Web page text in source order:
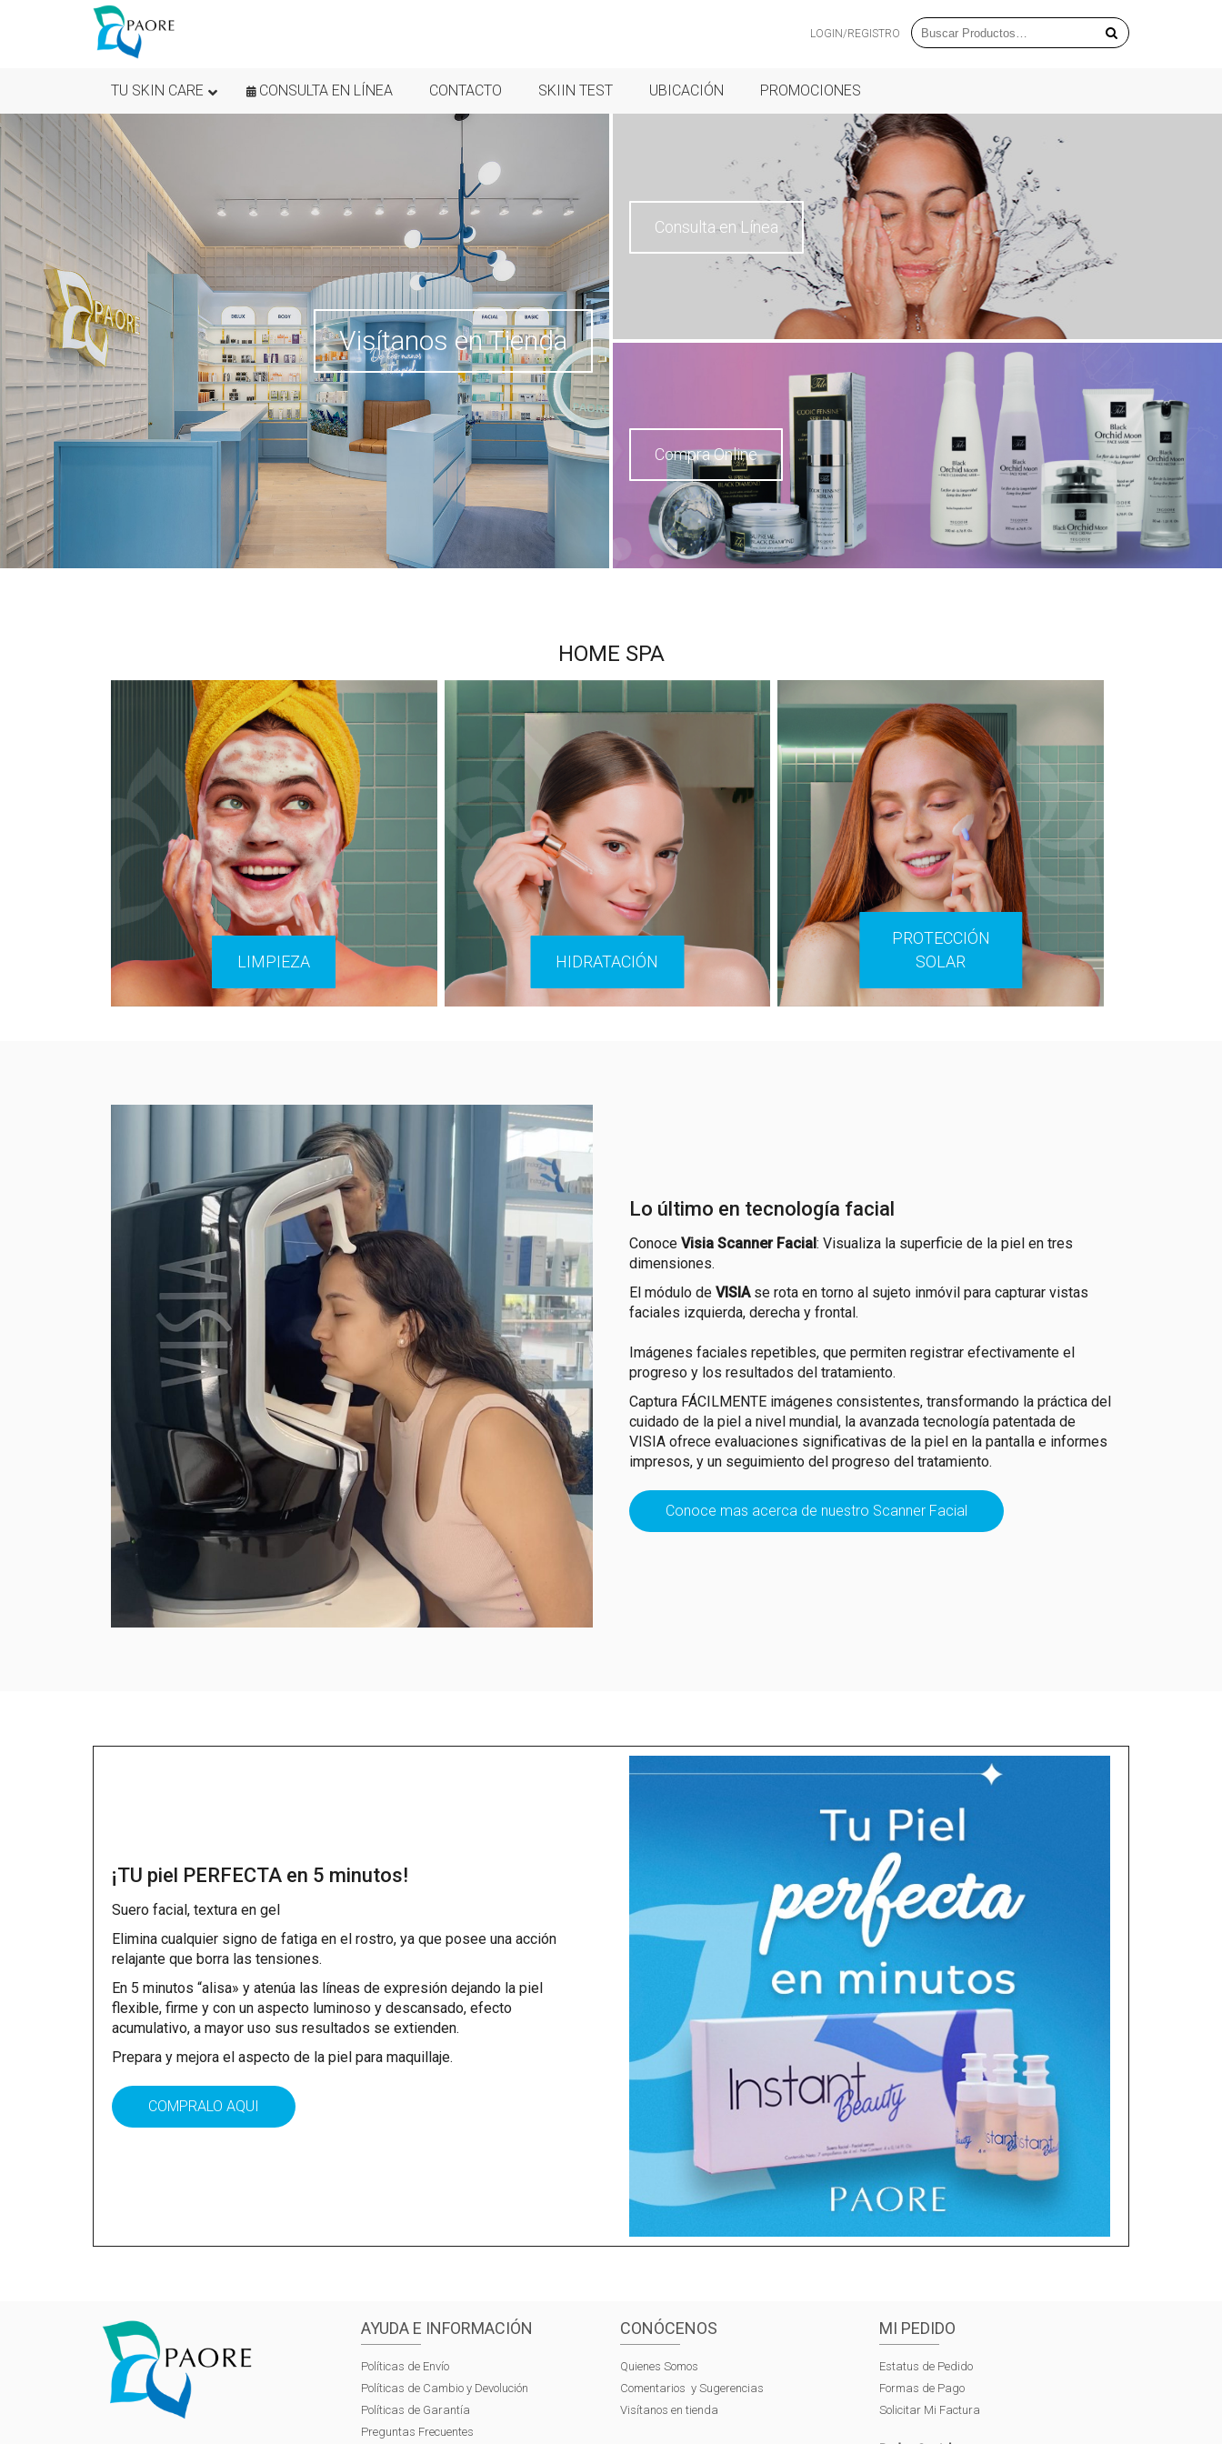
LOGIN/REGISTRO
TU SKIN CARE CONSULTA EN LÍNEA CONTACTO SKIIN TEST UBICACIÓN PROMOCIONES
Visítanos en Tienda
Consulta en Línea
Compra Online
HOME SPA
LIMPIEZA HIDRATACIÓN
PROTECCIÓN
SOLAR
Lo último en tecnología facial
Conoce Visia Scanner Facial : Visualiza la superficie de la piel en tres
dimensiones.
El módulo de VISIAse rota en torno al sujeto inmóvil para capturar vistas
faciales izquierda, derecha y frontal.
Imágenes faciales repetibles, que permiten registrar efectivamente el
progreso y los resultados del tratamiento.
Captura FÁCILMENTE imágenes consistentes, transformando la práctica del
cuidado de la piel a nivel mundial, la avanzada tecnología patentada de
VISIA ofrece evaluaciones significativas de la piel en la pantalla e informes
impresos, y un seguimiento del progreso del tratamiento.
Conoce mas acerca de nuestro Scanner Facial
¡TU piel PERFECTA en 5 minutos!
Suero facial, textura en gel
Elimina cualquier signo de fatiga en el rostro, ya que posee una acción
relajante que borra las tensiones.
En 5 minutos “alisa» y atenúa las líneas de expresión dejando la piel
flexible, firme y con un aspecto luminoso y descansado, efecto
acumulativo, a mayor uso sus resultados se extienden.
Prepara y mejora el aspecto de la piel para maquillaje.
COMPRALO AQUI
AYUDA E INFORMACIÓN
Políticas de Envío
Políticas de Cambio y Devolución
Políticas de Garantía
Preguntas Frecuentes
CONÓCENOS
Quienes Somos
Comentarios y Sugerencias
Visítanos en tienda
MI PEDIDO
Estatus de Pedido
Formas de Pago
Solicitar Mi Factura